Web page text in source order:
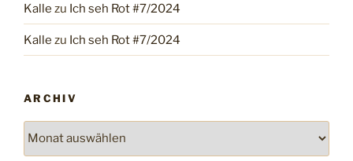
Kalle zu Ich seh Rot #7/2024
Kalle zu Ich seh Rot #7/2024
ARCHIV
Archiv